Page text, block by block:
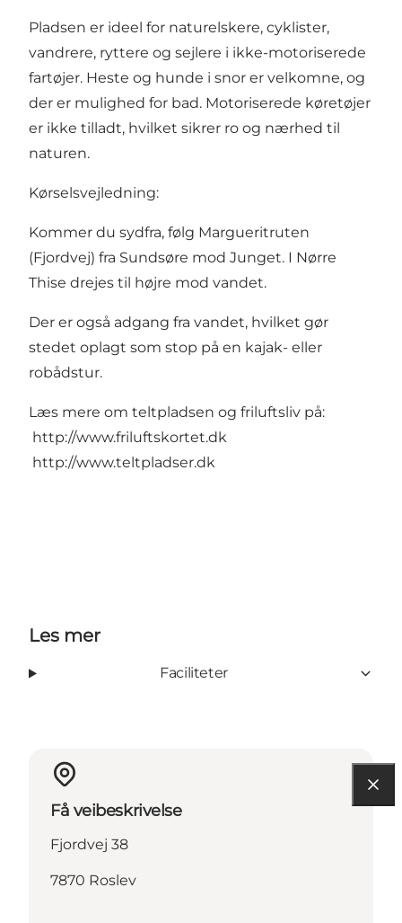
Pladsen er ideel for naturelskere, cyklister,
vandrere, ryttere og sejlere i ikke-motoriserede
fartøjer. Heste og hunde i snor er velkomne, og
der er mulighed for bad. Motoriserede køretøjer
er ikke tilladt, hvilket sikrer ro og nærhed til
naturen.
Kørselsvejledning:
Kommer du sydfra, følg Margueritruten
(Fjordvej) fra Sundsøre mod Junget. I Nørre
Thise drejes til højre mod vandet.
Der er også adgang fra vandet, hvilket gør
stedet oplagt som stop på en kajak- eller
robådstur.
Læs mere om teltpladsen og friluftsliv på:
http://www.friluftskortet.dk
http://www.teltpladser.dk
Les mer
Faciliteter
Få veibeskrivelse
Fjordvej 38
7870 Roslev